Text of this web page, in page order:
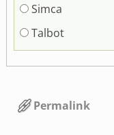
Simca
Talbot
Permalink